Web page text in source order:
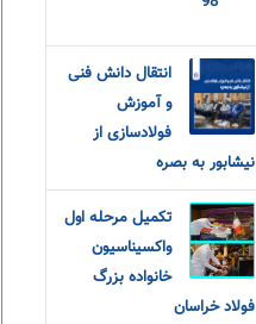
انتقال دانش فنی
و آموزش
فولادسازی از
نیشابور به بصره
تکمیل مرحله اول
واکسیناسیون
خانواده بزرگ
فولاد خراسان